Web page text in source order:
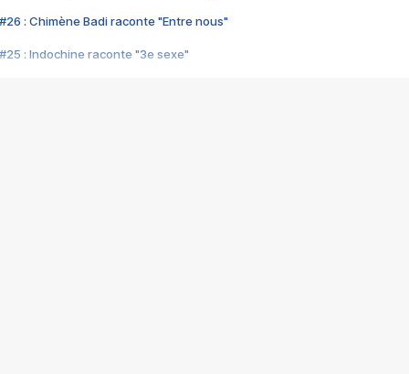
#26 : Chimène Badi raconte "Entre nous"
#25 : Indochine raconte "3e sexe"